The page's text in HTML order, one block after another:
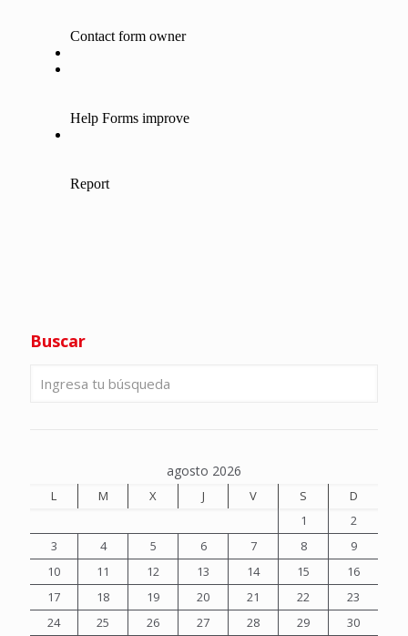
Buscar
agosto 2026
L M X J V S
D
1
2
3
4 5 6 7 8
9
10
11 12 13 14 15
16
17
18 19 20 21 22
23
24
25 26 27 28 29 30